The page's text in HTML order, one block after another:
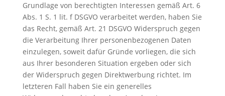
Grundlage von berechtigten Interessen gemäß Art. 6
Abs. 1 S. 1 lit. f DSGVO verarbeitet werden, haben Sie
das Recht, gemäß Art. 21 DSGVO Widerspruch gegen
die Verarbeitung Ihrer personenbezogenen Daten
einzulegen, soweit dafür Gründe vorliegen, die sich
aus Ihrer besonderen Situation ergeben oder sich
der Widerspruch gegen Direktwerbung richtet. Im
letzteren Fall haben Sie ein generelles